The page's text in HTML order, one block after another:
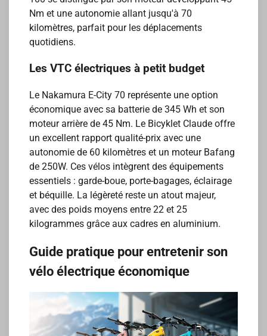
Nm et une autonomie allant jusqu'à 70
kilomètres, parfait pour les déplacements
quotidiens.
Les VTC électriques à petit budget
Le Nakamura E-City 70 représente une option
économique avec sa batterie de 345 Wh et son
moteur arrière de 45 Nm. Le Bicyklet Claude offre
un excellent rapport qualité-prix avec une
autonomie de 60 kilomètres et un moteur Bafang
de 250W. Ces vélos intègrent des équipements
essentiels : garde-boue, porte-bagages, éclairage
et béquille. La légèreté reste un atout majeur,
avec des poids moyens entre 22 et 25
kilogrammes grâce aux cadres en aluminium.
Guide pratique pour entretenir son
vélo électrique économique